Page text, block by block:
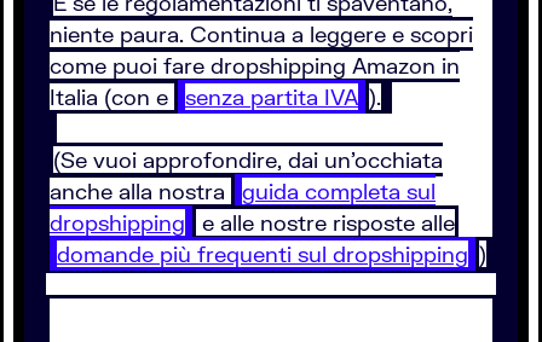
niente paura. Continua a leggere e scopri
come puoi fare dropshipping Amazon in
Italia (con e
senza partita IVA ).
(Se vuoi approfondire, dai un’occhiata
anche alla nostra
guida completa sul
dropshipping
e alle nostre risposte alle
domande più frequenti sul dropshipping )